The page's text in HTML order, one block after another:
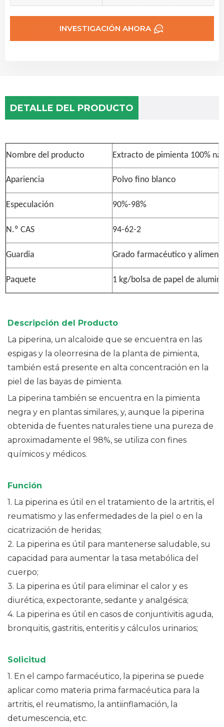
INVESTIGACIÓN AHORA
DETALLE DEL PRODUCTO
Nombre del producto Extracto de pimienta 100%
Apariencia Polvo fino blanco
Especulación 90%-98%
N.º CAS 94-62-2
Guardia Grado farmacéutico y
Paquete 1 kg/bolsa de papel de
Descripción del Producto
La piperina, un alcaloide que se encuentra en las
espigas y la oleorresina de la planta de pimienta,
también está presente en alta concentración en la
piel de las bayas de pimienta.
La piperina también se encuentra en la pimienta
negra y en plantas similares, y, aunque la piperina
obtenida de fuentes naturales tiene una pureza de
aproximadamente el 98%, se utiliza con fines
químicos y médicos.
Función
1. La piperina es útil en el tratamiento de la artritis, el
reumatismo y las enfermedades de la piel o en la
cicatrización de heridas;
2. La piperina es útil para mantenerse saludable, su
capacidad para aumentar la tasa metabólica del
cuerpo;
3. La piperina es útil para eliminar el calor y es
diurética, expectorante, sedante y analgésica;
4. La piperina es útil en casos de conjuntivitis aguda,
bronquitis, gastritis, enteritis y cálculos urinarios;
Solicitud
1. En el campo farmacéutico, la piperina se puede
aplicar como materia prima farmacéutica para la
artritis, el reumatismo, la antiinflamación, la
detumescencia, etc.